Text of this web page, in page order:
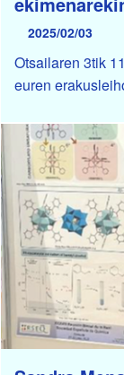
2025/02/03
Otsailaren 3tik
euren